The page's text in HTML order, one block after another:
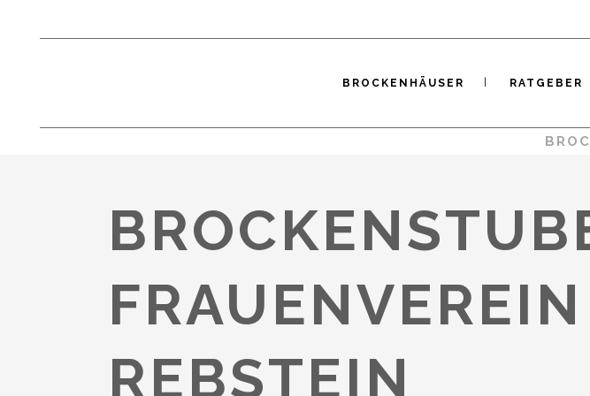
BROCKENHÄUSER RATGEBER
FRAUENVEREIN
REBSTEIN